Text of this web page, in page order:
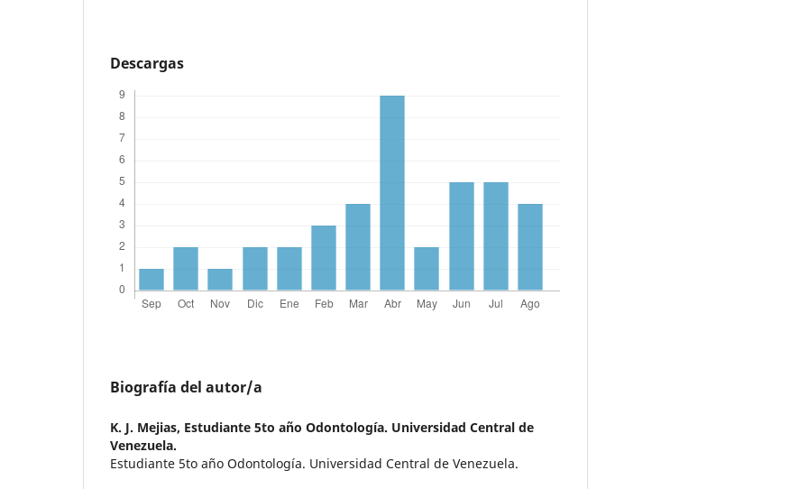
Descargas
Biografía del autor/a
K. J. Mejias, Estudiante 5to año Odontología. Universidad Central de
Venezuela.
Estudiante 5to año Odontología. Universidad Central de Venezuela.